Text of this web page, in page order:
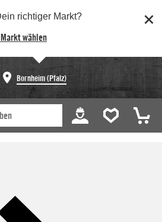
richtiger Markt?
wählen
Bornheim (Pfalz)